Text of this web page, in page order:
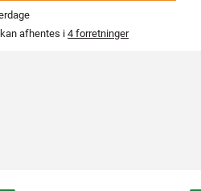
afhentes i4 forretninger